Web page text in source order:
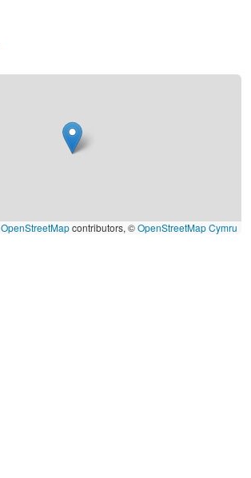
OpenStreetMapcontributors, ©OpenStreetMap Cymru